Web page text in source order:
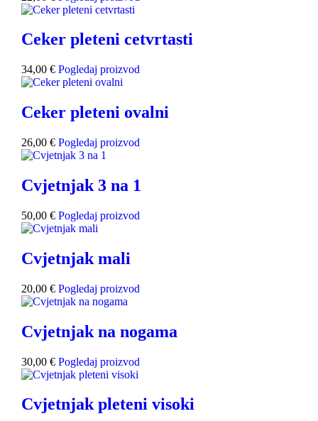
Ceker pleteni cetvrtasti
34,00 € Pogledaj proizvod
Ceker pleteni ovalni
26,00 € Pogledaj proizvod
Cvjetnjak 3 na 1
50,00 € Pogledaj proizvod
Cvjetnjak mali
20,00 € Pogledaj proizvod
Cvjetnjak na nogama
30,00 € Pogledaj proizvod
Cvjetnjak pleteni visoki